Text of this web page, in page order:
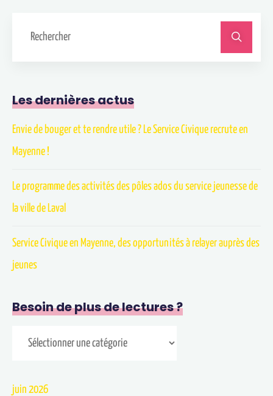
Les dernières actus
Envie de bouger et te rendre utile ? Le Service Civique recrute en
Mayenne !
Le programme des activités des pôles ados du service jeunesse de
la ville de Laval
Service Civique en Mayenne, des opportunités à relayer auprès des
jeunes
Besoin de plus de lectures ?
juin 2026